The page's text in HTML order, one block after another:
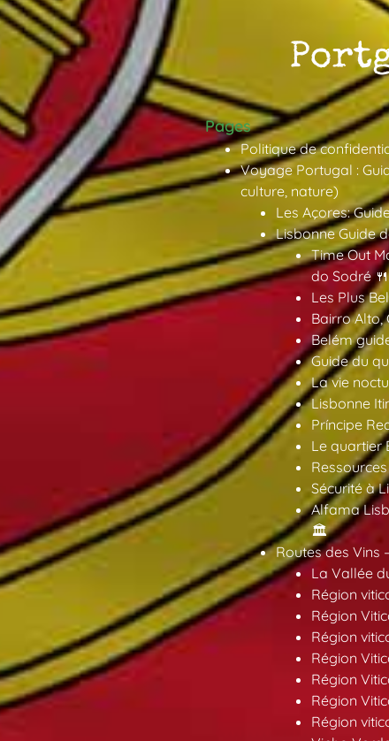
Pages
Politique de
Voyage Portugal :
culture, nature)
Les Açores:
Lisbonne Guide
Time Out
do Sodré 🍴
Les Plus
Bairro Alto,
Belém
Guide du
La vie
Lisbonne
Príncipe
Le quartier
Sécurité à
Alfama
🏛️
Routes des Vins
La Vallée
Région
Région
Région
Région
Région
Région
Région